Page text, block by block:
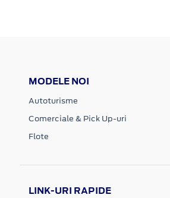
MODELE NOI
Autoturisme
Comerciale & Pick Up-uri
Flote
LINK-URI RAPIDE